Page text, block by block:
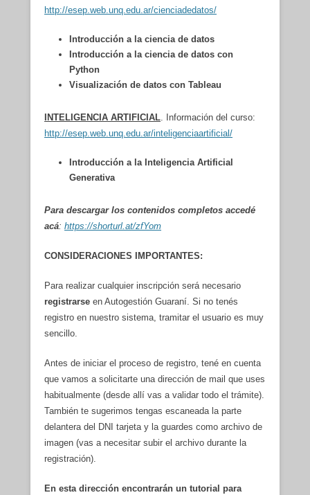
http://esep.web.unq.edu.ar/cienciadedatos/
Introducción a la ciencia de datos
Introducción a la ciencia de datos con
Python
Visualización de datos con Tableau
INTELIGENCIA ARTIFICIAL . Información del curso:
http://esep.web.unq.edu.ar/inteligenciaartificial/
Introducción a la Inteligencia Artificial
Generativa
Para descargar los contenidos completos accedé
acá: https://shorturl.at/zfYom
CONSIDERACIONES IMPORTANTES:
Para realizar cualquier inscripción será necesario
registrarse en Autogestión Guaraní. Si no tenés
registro en nuestro sistema, tramitar el usuario es muy
sencillo.
Antes de iniciar el proceso de registro, tené en cuenta
que vamos a solicitarte una dirección de mail que uses
habitualmente (desde allí vas a validar todo el trámite).
También te sugerimos tengas escaneada la parte
delantera del DNI tarjeta y la guardes como archivo de
imagen (vas a necesitar subir el archivo durante la
registración).
En esta dirección encontrarán un tutorial para